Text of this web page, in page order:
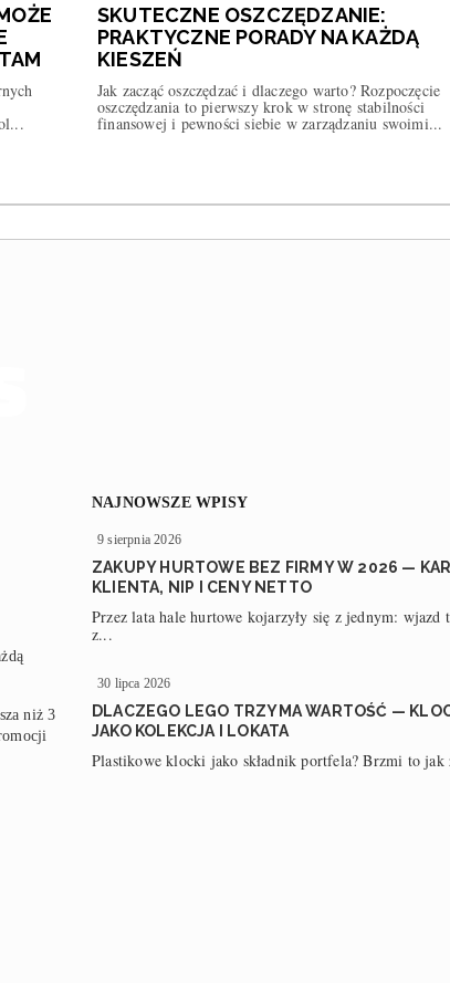
SKUTECZNE OSZCZĘDZANIE:
PRAKTYCZNE PORADY NA KAŻDĄ
KIESZEŃ
Jak zacząć oszczędzać i dlaczego warto? Rozpoczęcie
oszczędzania to pierwszy krok w stronę stabilności
finansowej i pewności siebie w zarządzaniu swoimi...
niż 3
NAJNOWSZE WPISY
9 sierpnia 2026
ZAKUPY HURTOWE BEZ FIRMY W 2026 —
KLIENTA, NIP I CENY NETTO
Przez lata hale hurtowe kojarzyły się z jednym: wjazd
z...
30 lipca 2026
DLACZEGO LEGO TRZYMA WARTOŚĆ —
JAKO KOLEKCJA I LOKATA
Plastikowe klocki jako składnik portfela? Brzmi to jak